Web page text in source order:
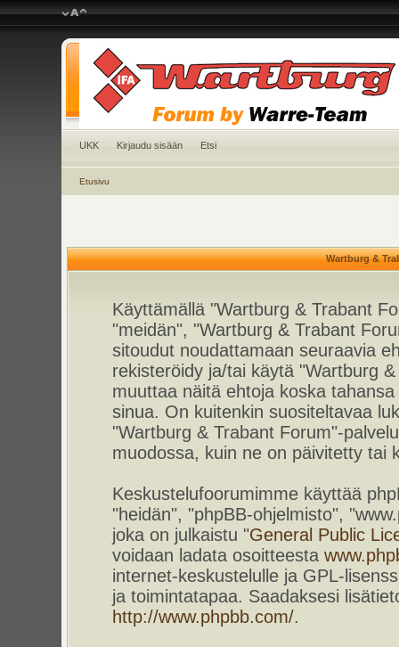
UKK Kirjaudu sisään Etsi
Etusivu
Wartburg &
Käyttämällä "Wartburg & Trabant
"meidän", "Wartburg & Trabant
sitoudut noudattamaan seuraavia
rekisteröidy ja/tai käytä "Wartburg
muuttaa näitä ehtoja koska
sinua. On kuitenkin suositeltavaa
"Wartburg & Trabant Forum"-
muodossa, kuin ne on päivitetty tai
Keskustelufoorumimme käyttää
"heidän", "phpBB-ohjelmisto",
joka on julkaistu "General Public
voidaan ladata osoitteesta
internet-keskustelulle ja GPL-
ja toimintatapaa. Saadaksesi
http://www.phpbb.com/.